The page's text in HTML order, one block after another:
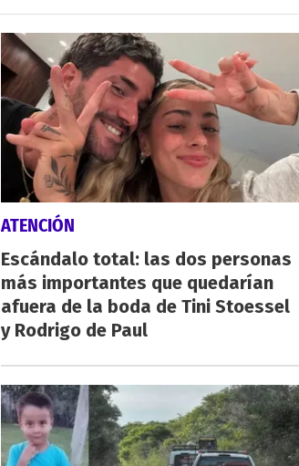
ATENCIÓN
Escándalo total: las dos personas
más importantes que quedarían
afuera de la boda de Tini Stoessel
y Rodrigo de Paul